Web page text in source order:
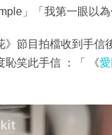
」「我第一眼以為
》節目拍檔收到手信
恥笑此手信 ：「 《